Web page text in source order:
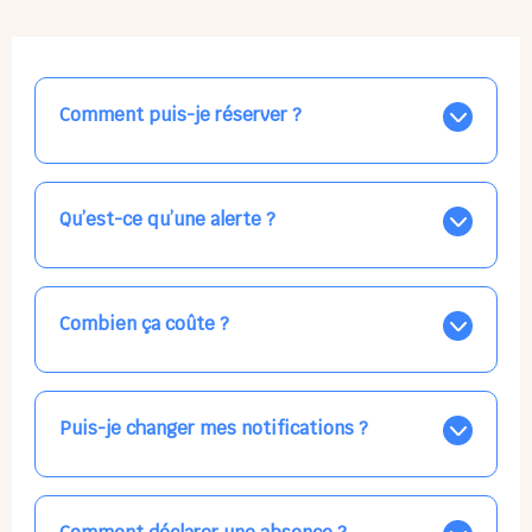
Comment puis-je réserver ?
Nos places libres au quotidien sont affichées jour par
jour dans le calendrier ci-dessus, EN BLEU. Tapez sur
celle qui vous intéresse, choisissez vos horaires, et la
confirmation est immédiate ! Vos accueils
Qu’est-ce qu’une alerte ?
Vous avez besoin d'une solution d'accueil pour une
date précise, ou pour un jour régulier dans la semaine,
mais les places disponibles EN BLEU ne correspondent
pas ? Créez une alerte ponctuelle ou récurrente, ainsi
Combien ça coûte ?
Votre accueil est normalement facturé par la direction
de la crèche, en fin de mois, selon votre taux horaire
habituel. N'hésitez pas à confirmer directement avec
l'équipe lors de la prochaine visite !
Puis-je changer mes notifications ?
Dans votre profil (bouton bleu en haut à droite), vous
pouvez choisir de recevoir les alertes et confirmations
par email, par SMS, par les deux canaux en même